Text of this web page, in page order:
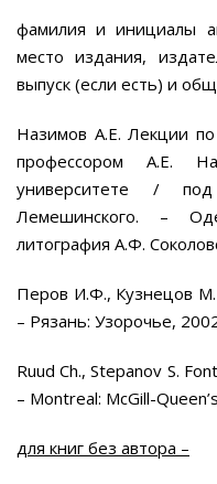
фамилия и инициалы
место издания,
выпуск (если есть) и
Назимов А.Е. Лекции
профессором А.Е.
университете /
Лемешинского. –
литография А.Ф.
Перов И.Ф., Кузнецов
– Рязань: Узорочье,
Ruud Ch., Stepanov S.
– Montreal: McGill-
для книг без автора –